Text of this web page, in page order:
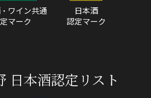
ワイン共通
マーク
日本酒
認定マーク
日本酒認定リスト